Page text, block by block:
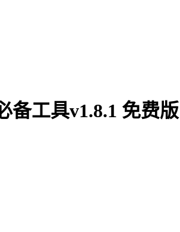
备工具v1.8.1 免费版